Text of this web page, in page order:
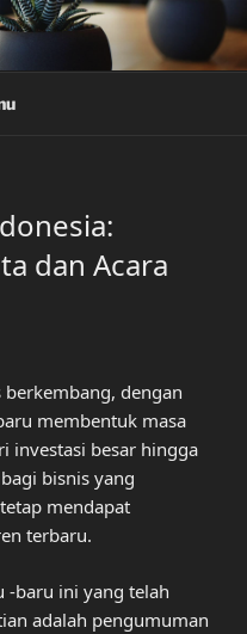
dan Acara
dengan
membentuk masa
investasi besar hingga
bisnis yang
mendapat
terbaru.
-baru ini yang telah
adalah pengumuman